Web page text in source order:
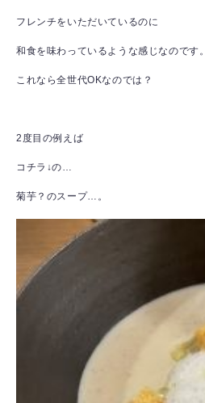
フレンチをいただいているのに
和食を味わっているような感じなのです。
これなら全世代OKなのでは？
2度目の例えば
コチラ↓の…
菊芋？のスープ…。